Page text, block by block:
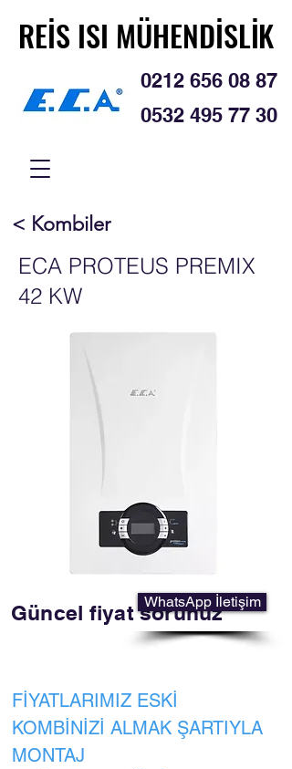
REİS ISI MÜHENDİSLİK
REİS ISI MÜHENDİSLİK
0212 656 08 87
0532 495 77 30
< Kombiler
ECA PROTEUS PREMIX
42 KW
Güncel fiyat sorunuz
WhatsApp İletişim
FİYATLARIMIZ ESKİ
KOMBİNİZİ ALMAK ŞARTIYLA
MONTAJ